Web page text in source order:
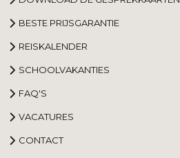
BESTE PRIJSGARANTIE
REISKALENDER
SCHOOLVAKANTIES
FAQ'S
VACATURES
CONTACT